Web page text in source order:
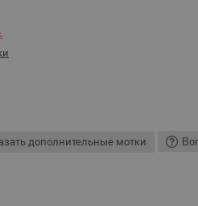
дополнительные мотки